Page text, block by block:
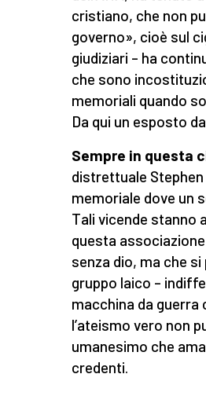
cristiano, che non
governo», cioè sul
giudiziari – ha
che sono
memoriali quando
Da qui un esposto
Sempre in questa
distrettuale Stephen
memoriale dove un
Tali vicende stanno
questa
senza dio, ma che
gruppo laico –
macchina da
l’ateismo vero non
umanesimo che
credenti.